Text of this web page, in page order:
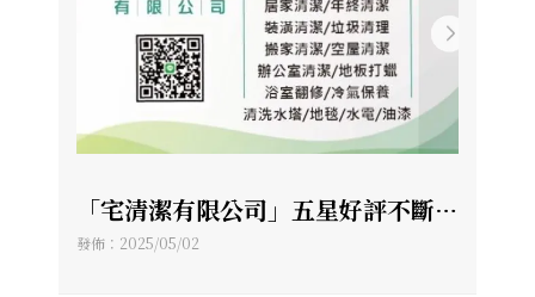
「宅清潔有限公司」五星好評不斷～
高雄清潔公司-專業服務推薦！
發佈：2025/05/02